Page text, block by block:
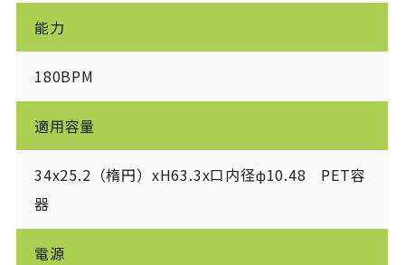
能力
180BPM
適用容量
34x25.2（楕円）xH63.3x口内径φ10.48　PET容
器
電源